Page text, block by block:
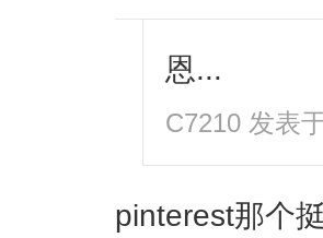
恩...
C7210 发表
pinterest那个